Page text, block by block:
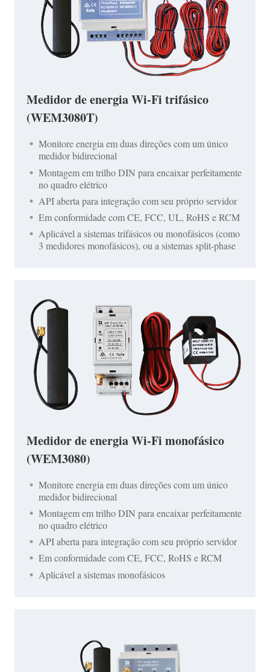
Medidor de energia Wi-Fi trifásico
(WEM3080T)
Monitore energia em duas direções com um único
medidor bidirecional
Montagem em trilho DIN para encaixar perfeitamente
no quadro elétrico
API aberta para integração com seu próprio servidor
Em conformidade com CE, FCC, UL, RoHS e RCM
Aplicável a sistemas trifásicos ou monofásicos (como
3 medidores monofásicos), ou a sistemas split-phase
Medidor de energia Wi-Fi monofásico
(WEM3080)
Monitore energia em duas direções com um único
medidor bidirecional
Montagem em trilho DIN para encaixar perfeitamente
no quadro elétrico
API aberta para integração com seu próprio servidor
Em conformidade com CE, FCC, RoHS e RCM
Aplicável a sistemas monofásicos